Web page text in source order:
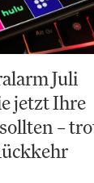
Juli
jetzt Ihre
–